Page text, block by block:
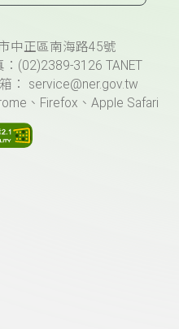
中正區南海路45號
(02)2389-3126 TANET
： service@ner.gov.tw
、Firefox、Apple Safari